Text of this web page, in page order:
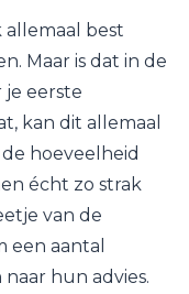
best
Maar is dat in de
je eerste
kan dit allemaal
hoeveelheid
écht zo strak
van de
een aantal
hun advies.